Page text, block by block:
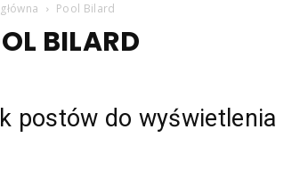
Pool Bilard
BILARD
postów do wyświetlenia